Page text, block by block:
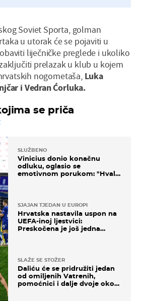
Soviet Sporta, golman
u utorak će se pojaviti u
liječničke preglede i ukoliko
prelazak u klub u kojem
nogometaša, Luka
i Vedran Ćorluka.
se priča
SLUŽBENO
Vinicius donio konačnu
odluku, oglasio se
emotivnom porukom: "Hvala
SJAJAN TJEDAN U EUROPI
Hrvatska nastavila uspon na
UEFA-inoj ljestvici:
Preskočena je još jedna
SLAŽE SE STOŽER
Daliću će se pridružiti jedan
od omiljenih Vatrenih,
pomoćnici i dalje dvoje oko